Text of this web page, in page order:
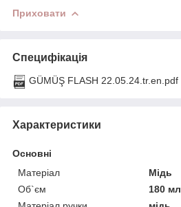
Приховати
Специфікація
GÜMÜŞ FLASH 22.05.24.tr.en.pdf
Характеристики
Основні
Матеріал
Мідь
Об`єм
180 мл